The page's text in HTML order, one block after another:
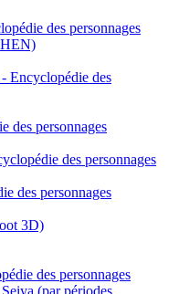
des personnages
Encyclopédie des
des personnages
des personnages
des personnages
3D)
des personnages
(par périodes